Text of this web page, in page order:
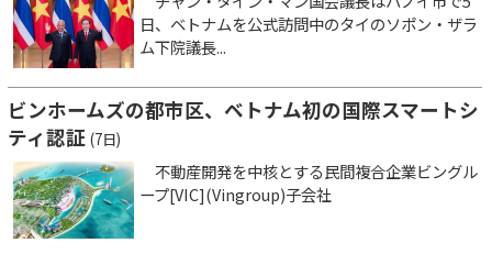
日、ベトナムを公式訪問中のタイのソポン・ザラ
ム下院議長...
ビンホームズの都市区、ベトナム初の国際スマートシ
ティ認証 (7日)
不動産開発を中核とする民間複合企業ビングル
ープ[VIC](Vingroup)子会社